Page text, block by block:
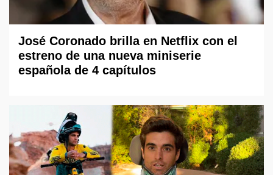
José Coronado brilla en Netflix con el
estreno de una nueva miniserie
española de 4 capítulos